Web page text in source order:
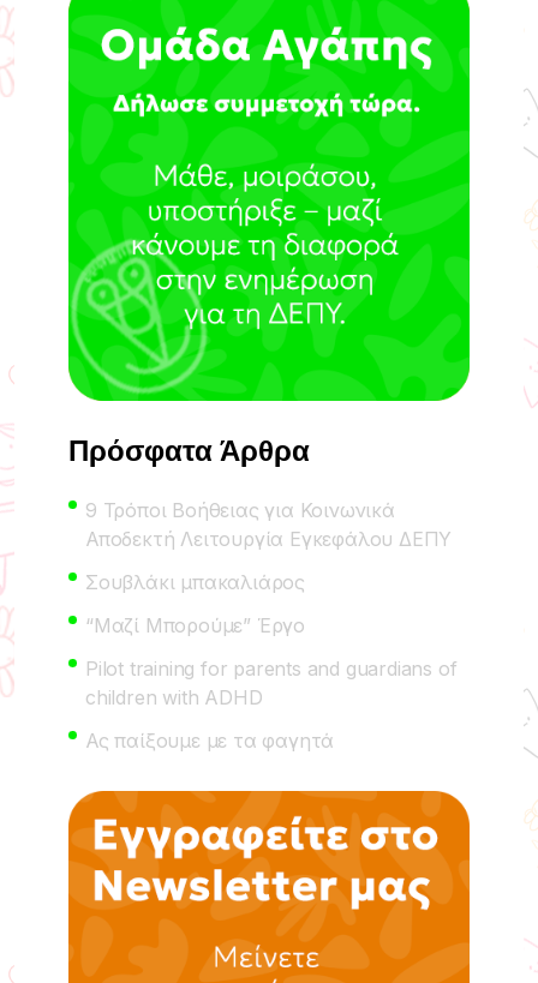
Πρόσφατα Άρθρα
9 Τρόποι Βοήθειας για Κοινωνικά
Αποδεκτή Λειτουργία Εγκεφάλου ΔΕΠΥ
Σουβλάκι μπακαλιάρος
“Μαζί Μπορούμε” Έργο
Pilot training for parents and guardians of
children with ADHD
Ας παίξουμε με τα φαγητά